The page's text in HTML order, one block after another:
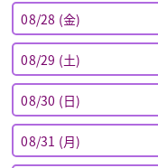
08/28 (金)
08/29 (土)
08/30 (日)
08/31 (月)